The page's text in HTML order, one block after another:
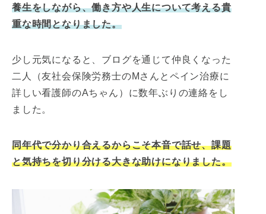
養生をしながら、働き方や人生について考える貴
重な時間となりました。
少し元気になると、ブログを通じて仲良くなった
二人（友社会保険労務士のMさんとペイン治療に
詳しい看護師のAちゃん）に数年ぶりの連絡をし
ました。
同年代で分かり合えるからこそ本音で話せ、課題
と気持ちを切り分ける大きな助けになりました。